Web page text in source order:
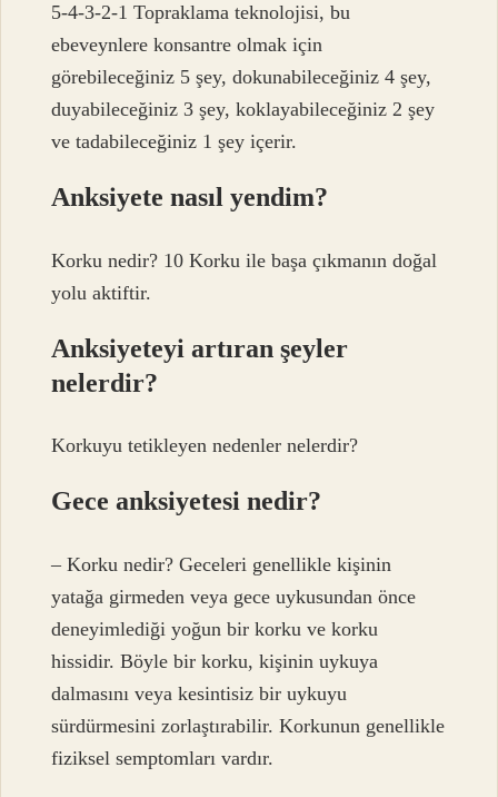
5-4-3-2-1 Topraklama teknolojisi, bu
ebeveynlere konsantre olmak için
görebileceğiniz 5 şey, dokunabileceğiniz 4 şey,
duyabileceğiniz 3 şey, koklayabileceğiniz 2 şey
ve tadabileceğiniz 1 şey içerir.
Anksiyete nasıl yendim?
Korku nedir? 10 Korku ile başa çıkmanın doğal
yolu aktiftir.
Anksiyeteyi artıran şeyler
nelerdir?
Korkuyu tetikleyen nedenler nelerdir?
Gece anksiyetesi nedir?
– Korku nedir? Geceleri genellikle kişinin
yatağa girmeden veya gece uykusundan önce
deneyimlediği yoğun bir korku ve korku
hissidir. Böyle bir korku, kişinin uykuya
dalmasını veya kesintisiz bir uykuyu
sürdürmesini zorlaştırabilir. Korkunun genellikle
fiziksel semptomları vardır.